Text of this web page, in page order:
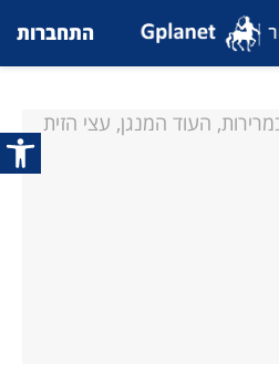
פתח
התחברות